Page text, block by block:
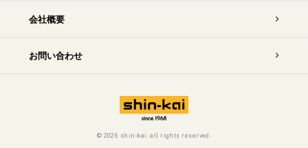
会社概要
お問い合わせ
© 2026 shin-kai. all rights reserved.